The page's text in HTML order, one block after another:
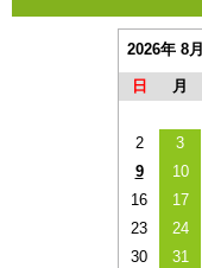
2026年 8月
日 月
2
3
9
10
16
17
23
24
30
31